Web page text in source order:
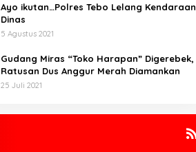
Ayo ikutan…Polres Tebo Lelang Kendaraan
Dinas
5 Agustus 2021
Gudang Miras “Toko Harapan” Digerebek,
Ratusan Dus Anggur Merah Diamankan
25 Juli 2021